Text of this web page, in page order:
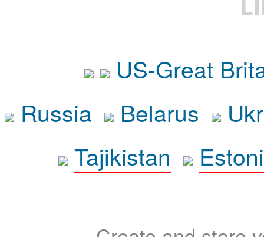
US-Great
Russia
Belarus
Tajikistan